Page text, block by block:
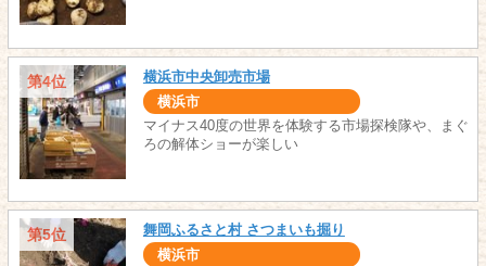
第4位 横浜市中央卸売市場
横浜市
マイナス40度の世界を体験する市場探検隊や、まぐ
ろの解体ショーが楽しい
第5位 舞岡ふるさと村 さつまいも掘り
横浜市